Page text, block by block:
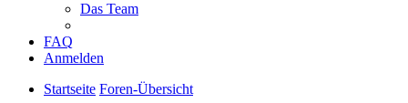
Das Team
FAQ
Anmelden
Startseite Foren-Übersicht